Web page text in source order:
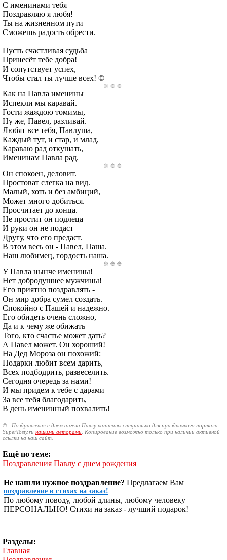
С именинами тебя
Поздравляю я любя!
Ты на жизненном пути
Сможешь радость обрести.
Пусть счастливая судьба
Принесёт тебе добра!
И сопутствует успех,
Чтобы стал ты лучше всех! ©
Как на Павла именины
Испекли мы каравай.
Гости жаждою томимы,
Ну же, Павел, разливай.
Любят все тебя, Павлуша,
Каждый тут, и стар, и млад,
Караваю рад откушать,
Именинам Павла рад.
Он спокоен, деловит.
Простоват слегка на вид.
Малый, хоть и без амбиций,
Может много добиться.
Просчитает до конца.
Не простит он подлеца
И руки он не подаст
Другу, что его предаст.
В этом весь он - Павел, Паша.
Наш любимец, гордость наша.
У Павла нынче именины!
Нет добродушнее мужчины!
Его приятно поздравлять -
Он мир добра сумел создать.
Спокойно с Пашей и надежно.
Его обидеть очень сложно,
Да и к чему же обижать
Того, кто счастье может дать?
А Павел может. Он хороший!
На Дед Мороза он похожий:
Подарки любит всем дарить,
Всех подбодрить, развеселить.
Сегодня очередь за нами!
И мы придем к тебе с дарами
За все тебя благодарить,
В день именинный похвалить!
© - Поздравления с днем ангела Павлу написаны специально для праздничного портала
SuperTosty.ru нашими авторами . Копирование возможно только при наличии активной
ссылки на наш сайт.
Ещё по теме:
Поздравления Павлу с днем рождения
Не нашли нужное поздравление? Предлагаем Вам
поздравление в стихах на заказ!
По любому поводу, любой длины, любому человеку
ПЕРСОНАЛЬНО! Стихи на заказ - лучший подарок!
Разделы:
Главная